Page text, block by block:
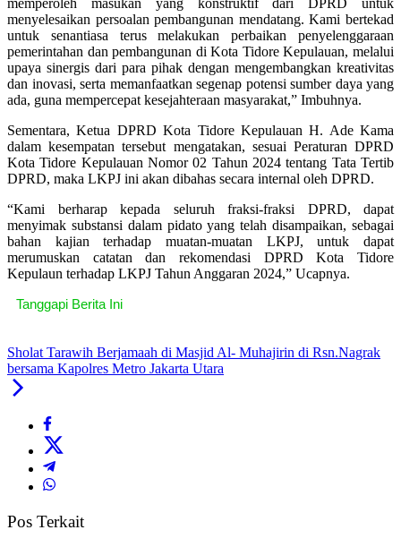
memperoleh masukan yang konstruktif dari DPRD untuk
menyelesaikan persoalan pembangunan mendatang. Kami bertekad
untuk senantiasa terus melakukan perbaikan penyelenggaraan
pemerintahan dan pembangunan di Kota Tidore Kepulauan, melalui
upaya sinergis dari para pihak dengan mengembangkan kreativitas
dan inovasi, serta memanfaatkan segenap potensi sumber daya yang
ada, guna mempercepat kesejahteraan masyarakat,” Imbuhnya.
Sementara, Ketua DPRD Kota Tidore Kepulauan H. Ade Kama
dalam kesempatan tersebut mengatakan, sesuai Peraturan DPRD
Kota Tidore Kepulauan Nomor 02 Tahun 2024 tentang Tata Tertib
DPRD, maka LKPJ ini akan dibahas secara internal oleh DPRD.
“Kami berharap kepada seluruh fraksi-fraksi DPRD, dapat
menyimak substansi dalam pidato yang telah disampaikan, sebagai
bahan kajian terhadap muatan-muatan LKPJ, untuk dapat
merumuskan catatan dan rekomendasi DPRD Kota Tidore
Kepulaun terhadap LKPJ Tahun Anggaran 2024,” Ucapnya.
Tanggapi Berita Ini
Sholat Tarawih Berjamaah di Masjid Al- Muhajirin di Rsn.Nagrak
bersama Kapolres Metro Jakarta Utara
Pos Terkait